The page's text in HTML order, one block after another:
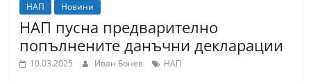
l
l
e
r
НАП Новини
НАП пусна предварително
попълнените данъчни декларации
10.03.2025 Иван Бонев НАП